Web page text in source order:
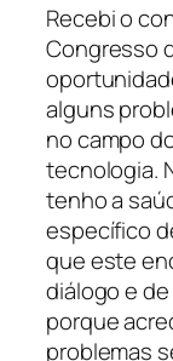
Recebi o
Congresso
alguns
no campo
tecnologia.
tenho a
específico
que este
diálogo e
porque
problemas